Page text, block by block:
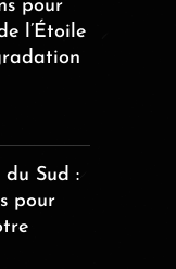
pour
l’Étoile
Sud :
pour